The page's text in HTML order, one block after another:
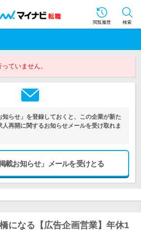
閲覧履歴 検索
ていません。
知らせ」を登録しておくと、この企業が新た
再開に関するお知らせメールを受け取れま
載お知らせ」メールを受けとる
になる【広告企画営業】年休1